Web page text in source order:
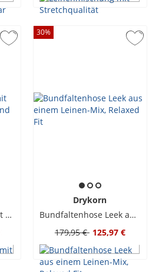
Leichte Anzughose mit Bundfalte aus Leinen und Wolle, Shaped Fit
30%
Drykorn
Bundfaltenhose Leek aus einem Leinen-Mix, Relaxed Fit
179,95 € 125,97 €